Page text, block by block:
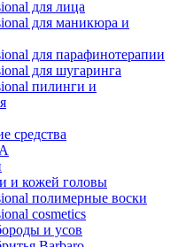
для лица
для маникюра и
для парафинотерапии
для шугаринга
пилинги и
средства
и кожей головы
полимерные воски
cosmetics
и усов